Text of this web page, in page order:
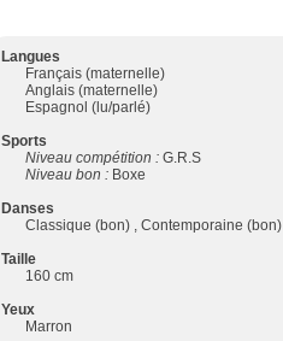
Langues
Français (maternelle)
Anglais (maternelle)
Espagnol (lu/parlé)
Sports
Niveau compétition : G.R.S
Niveau bon : Boxe
Danses
Classique (bon) , Contemporaine
Taille
160 cm
Yeux
Marron